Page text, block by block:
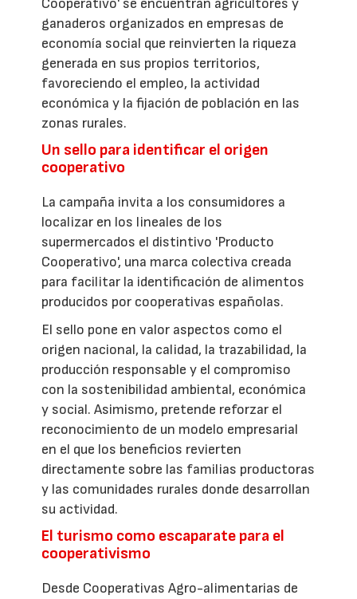
Cooperativo' se encuentran agricultores y
ganaderos organizados en empresas de
economía social que reinvierten la riqueza
generada en sus propios territorios,
favoreciendo el empleo, la actividad
económica y la fijación de población en las
zonas rurales.
Un sello para identificar el origen
cooperativo
La campaña invita a los consumidores a
localizar en los lineales de los
supermercados el distintivo 'Producto
Cooperativo', una marca colectiva creada
para facilitar la identificación de alimentos
producidos por cooperativas españolas.
El sello pone en valor aspectos como el
origen nacional, la calidad, la trazabilidad, la
producción responsable y el compromiso
con la sostenibilidad ambiental, económica
y social. Asimismo, pretende reforzar el
reconocimiento de un modelo empresarial
en el que los beneficios revierten
directamente sobre las familias productoras
y las comunidades rurales donde desarrollan
su actividad.
El turismo como escaparate para el
cooperativismo
Desde Cooperativas Agro-alimentarias de